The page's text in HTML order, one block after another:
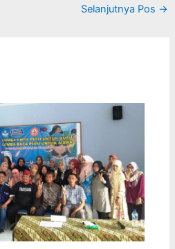
Selanjutnya Pos →